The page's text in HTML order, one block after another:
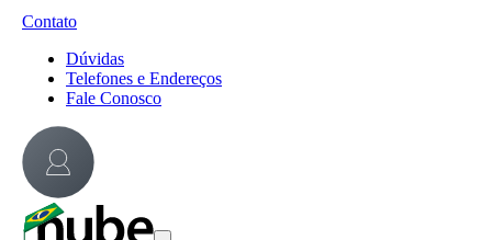
Contato
Dúvidas
Telefones e Endereços
Fale Conosco